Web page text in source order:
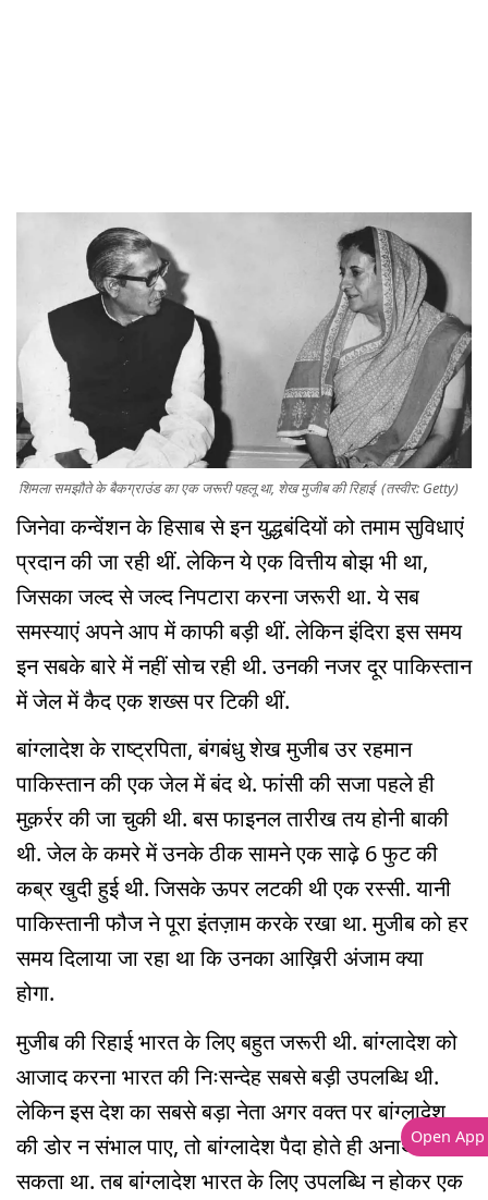
शिमला समझौते के बैकग्राउंड का एक जरूरी पहलू था, शेख मुजीब की रिहाई (तस्वीर: Getty)
जिनेवा कन्वेंशन के हिसाब से इन युद्धबंदियों को तमाम सुविधाएं
प्रदान की जा रही थीं. लेकिन ये एक वित्तीय बोझ भी था,
जिसका जल्द से जल्द निपटारा करना जरूरी था. ये सब
समस्याएं अपने आप में काफी बड़ी थीं. लेकिन इंदिरा इस समय
इन सबके बारे में नहीं सोच रही थी. उनकी नजर दूर पाकिस्तान
में जेल में कैद एक शख्स पर टिकी थीं.
बांग्लादेश के राष्ट्रपिता, बंगबंधु शेख मुजीब उर रहमान
पाकिस्तान की एक जेल में बंद थे. फांसी की सजा पहले ही
मुक़र्रर की जा चुकी थी. बस फाइनल तारीख तय होनी बाकी
थी. जेल के कमरे में उनके ठीक सामने एक साढ़े 6 फुट की
कब्र खुदी हुई थी. जिसके ऊपर लटकी थी एक रस्सी. यानी
पाकिस्तानी फौज ने पूरा इंतज़ाम करके रखा था. मुजीब को हर
समय दिलाया जा रहा था कि उनका आख़िरी अंजाम क्या
होगा.
मुजीब की रिहाई भारत के लिए बहुत जरूरी थी. बांग्लादेश को
आजाद करना भारत की निःसन्देह सबसे बड़ी उपलब्धि थी.
लेकिन इस देश का सबसे बड़ा नेता अगर वक्त पर बांग्लादेश
की डोर न संभाल पाए, तो बांग्लादेश पैदा होते ही अनाथ हो
सकता था. तब बांग्लादेश भारत के लिए उपलब्धि न होकर एक
Open App